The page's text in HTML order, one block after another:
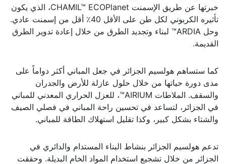
خبرتها عن طريق الإسمنت CHAMIL™ ECOPlanet، الذي يكون
تأثيره الكربوني لكل طن على الأقل 40٪ أقل من إسمنت عادي.
وحل ARDIA™ لبناء وتجديد الطرق من خلال إعادة تدوير الطرق
القديمة.
كما ستساهم هولسيم الجزائر في جعل المباني أكثر دواماً على
مدى دورة حياتها من خلال حلول عازلة للأرض والجدران
والسقف. الملاطات AIRIUM™، للعزل الحراري المعدني للمباني
في الجزائر، لتساعد في تحسين راحة المباني في فصلي الصيف
والشتاء بشكل كبير، وكذا تقليل استهلاك الطاقة للمباني.
تدعم هولسيم الجزائر بنشاط البناء المستدام والدائري في
الجزائر من خلال تشجيع استخدام المواد الخام البديلة. وحققت